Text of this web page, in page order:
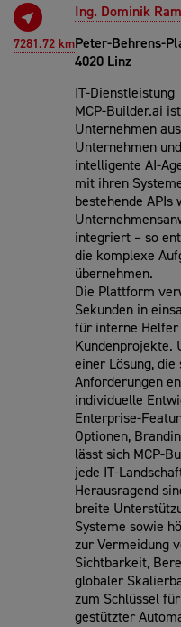
7281.72 km
Ing. Dominik
Peter-Behrens-
4020 Linz
IT-Dienstleistung
MCP-Builder.ai
Unternehmen
Unternehmen
intelligente AI-
mit ihren
bestehende APIs
integriert – so
die komplexe
übernehmen.
Die Plattform
Sekunden in
für interne
Kundenprojekte.
einer Lösung,
Anforderungen
individuelle
Enterprise-
Optionen,
lässt sich MCP-
jede IT-
Herausragend
breite
Systeme sowie
zur Vermeidung
Sichtbarkeit,
globaler
zum Schlüssel
gestützter